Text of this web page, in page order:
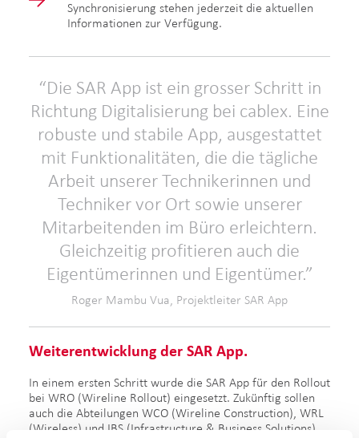
Synchronisierung stehen jederzeit die aktuellen
Informationen zur Verfügung.
Die SAR App ist ein grosser Schritt in
Richtung Digitalisierung bei cablex. Eine
robuste und stabile App, ausgestattet
mit Funktionalitäten, die die tägliche
Arbeit unserer Technikerinnen und
Techniker vor Ort sowie unserer
Mitarbeitenden im Büro erleichtern.
Gleichzeitig profitieren auch die
Eigentümerinnen und Eigentümer.
Roger Mambu Vua, Projektleiter SAR App
Weiterentwicklung der SAR App.
In einem ersten Schritt wurde die SAR App für den Rollout
bei WRO (Wireline Rollout) eingesetzt. Zukünftig sollen
auch die Abteilungen WCO (Wireline Construction), WRL
(Wireless) und IBS (Infrastructure & Business Solutions)